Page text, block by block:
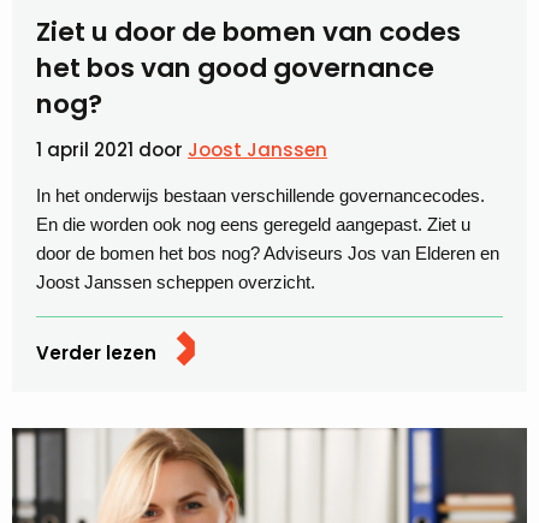
Ziet u door de bomen van codes
het bos van good governance
nog?
1 april 2021 door Joost Janssen
In het onderwijs bestaan verschillende governancecodes.
En die worden ook nog eens geregeld aangepast. Ziet u
door de bomen het bos nog? Adviseurs Jos van Elderen en
Joost Janssen scheppen overzicht.
Verder lezen